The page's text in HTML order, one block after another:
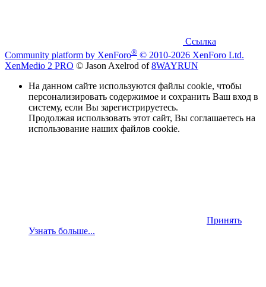
Ссылка
Community platform by XenForo® © 2010-2026 XenForo Ltd.
XenMedio 2 PRO © Jason Axelrod of8WAYRUN
На данном сайте используются файлы cookie, чтобы
персонализировать содержимое и сохранить Ваш вход в
систему, если Вы зарегистрируетесь.
Продолжая использовать этот сайт, Вы соглашаетесь на
использование наших файлов cookie.
Принять
Узнать больше...